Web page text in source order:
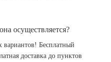
осуществляется?
вариантов! Бесплатный
доставка до пунктов